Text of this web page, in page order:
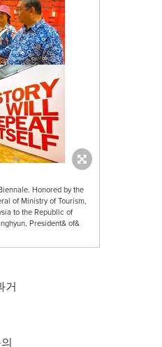
Honored by the
of Ministry of Tourism,
to the Republic of
President& of&
거